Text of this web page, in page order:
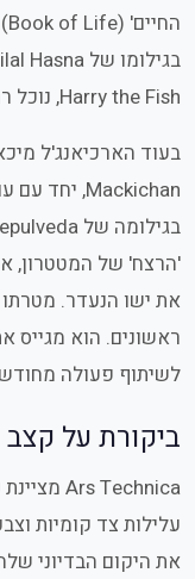
Harry the Fish, נוכל רחוב לשעבר בגילומו של Mark Addy.
'הרצח' של המטטרון,
את ישו הנעדר. מטרתו
ראשונים. הוא מגייס
לשיתוף פעולה מחודש
ביקורת על
עלילות צד קומיות
את היקום הבדיוני